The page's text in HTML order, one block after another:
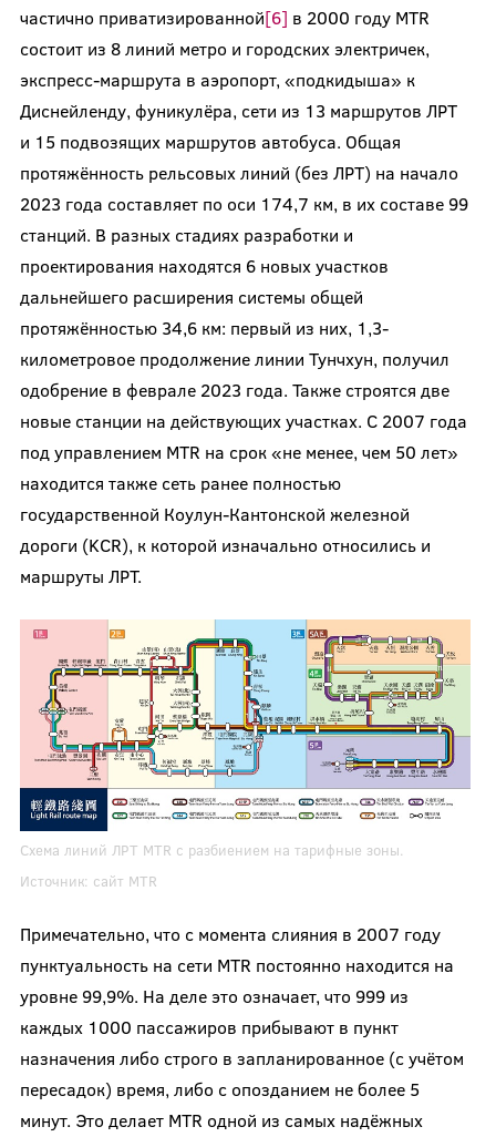
частично приватизированной[6] в 2000 году MTR
состоит из 8 линий метро и городских электричек,
экспресс-маршрута в аэропорт, «подкидыша» к
Диснейленду, фуникулёра, сети из 13 маршрутов ЛРТ
и 15 подвозящих маршрутов автобуса. Общая
протяжённость рельсовых линий (без ЛРТ) на начало
2023 года составляет по оси 174,7 км, в их составе 99
станций. В разных стадиях разработки и
проектирования находятся 6 новых участков
дальнейшего расширения системы общей
протяжённостью 34,6 км: первый из них, 1,3-
километровое продолжение линии Тунчхун, получил
одобрение в феврале 2023 года. Также строятся две
новые станции на действующих участках. С 2007 года
под управлением MTR на срок «не менее, чем 50 лет»
находится также сеть ранее полностью
государственной Коулун-Кантонской железной
дороги (KCR), к которой изначально относились и
маршруты ЛРТ.
Схема линий ЛРТ MTR с разбиением на тарифные зоны.
Источник: сайт MTR
Примечательно, что с момента слияния в 2007 году
пунктуальность на сети MTR постоянно находится на
уровне 99,9%. На деле это означает, что 999 из
каждых 1000 пассажиров прибывают в пункт
назначения либо строго в запланированное (с учётом
пересадок) время, либо с опозданием не более 5
минут. Это делает MTR одной из самых надёжных